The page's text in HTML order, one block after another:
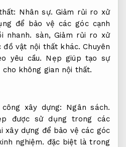
Nhân sự. Giảm rủi ro xử
để bảo vệ các góc cạnh
nhanh. sàn,Giảm rủi ro xử
đồ vật nội thất khác.Chuyên
yêu cầu. Nẹp giúp tạo sự
không gian nội thất.
xây dựng: Ngân sách.
được sử dụng trong các
xây dựng để bảo vệ các góc
nghiệm. đặc biệt là trong